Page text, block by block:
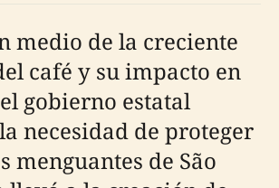
medio de la creciente
café y su impacto en
gobierno estatal
necesidad de proteger
menguantes de São